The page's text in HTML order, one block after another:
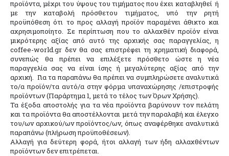
προϊόντα, μέχρι του ύψους του τιμήματος που έχει καταβληθεί ή
με την καταβολή πρόσθετου τιμήματος, υπό την ρητή
προϋπόθεση ότι το προς αλλαγή προϊόν παραμένει άθικτο και
αχρησιμοποίητο. Σε περίπτωση που το αλλαχθέν προϊόν είναι
μικρότερης αξίας από αυτό της αρχικής σας παραγγελίας, η
coffee-world.gr δεν θα σας επιστρέφει τη χρηματική διαφορά,
συνεπώς θα πρέπει να επιλέξετε πρόσθετο ώστε η νέα
παραγγελία σας να είναι ίσης ή μεγαλύτερης αξίας από την
αρχική. Για τα παραπάνω θα πρέπει να συμπληρώσετε αναλυτικά
το/α προϊόν/τα αυτό/α στην φόρμα υπαναχώρησης /επιστροφής
προϊόντων (Παράρτημα 1, μετά το τέλος των Όρων Χρήσης).
Τα έξοδα αποστολής για τα νέα προϊόντα βαρύνουν τον πελάτη
και τα προϊόντα θα αποστέλλονται μετά την παραλαβή και έλεγχο
του/ων αρχικού/ων προϊόντος/ων, όπως αναφέρθηκε αναλυτικά
παραπάνω (πλήρωση προϋποθέσεων).
Αλλαγή για δεύτερη φορά, ήτοι αλλαγή των ήδη αλλαχθέντων
προϊόντων δεν επιτρέπεται.